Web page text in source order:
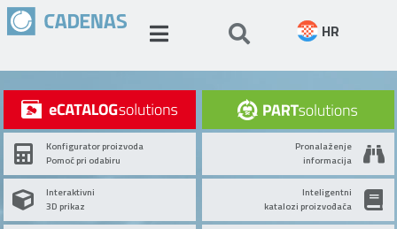
HR
Konfigurator proizvoda
Pomoć pri odabiru
Interaktivni
3D prikaz
Pronalaženje
informacija
Inteligentni
katalozi proizvođača